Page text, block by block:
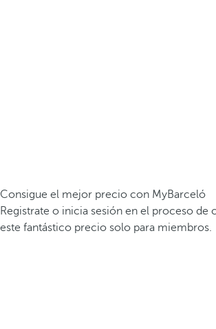
Consigue el mejor precio con MyBarceló
Registrate o inicia sesión en el proceso de
este fantástico precio solo para miembros.